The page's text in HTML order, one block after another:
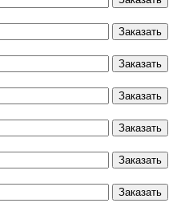
Заказать
Заказать
Заказать
Заказать
Заказать
Заказать